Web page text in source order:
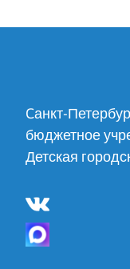
Cанкт-
бюджетное
Детская